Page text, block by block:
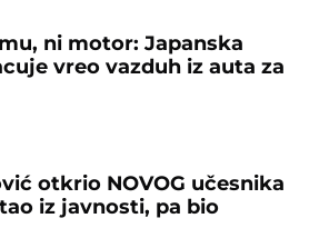
ni motor: Japanska
vreo vazduh iz auta za
otkrio NOVOG učesnika
iz javnosti, pa bio